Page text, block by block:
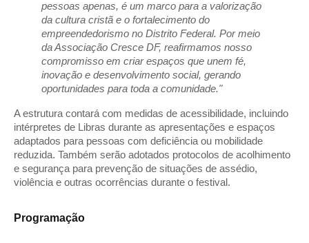
pessoas apenas, é um marco para a valorização
da cultura cristã e o fortalecimento do
empreendedorismo no Distrito Federal. Por meio
da Associação Cresce DF, reafirmamos nosso
compromisso em criar espaços que unem fé,
inovação e desenvolvimento social, gerando
oportunidades para toda a comunidade."
A estrutura contará com medidas de acessibilidade, incluindo
intérpretes de Libras durante as apresentações e espaços
adaptados para pessoas com deficiência ou mobilidade
reduzida. Também serão adotados protocolos de acolhimento
e segurança para prevenção de situações de assédio,
violência e outras ocorrências durante o festival.
Programação